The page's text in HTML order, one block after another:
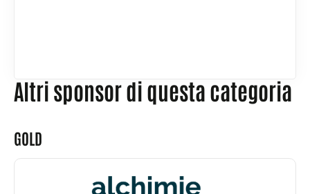
Altri sponsor di questa categoria
GOLD